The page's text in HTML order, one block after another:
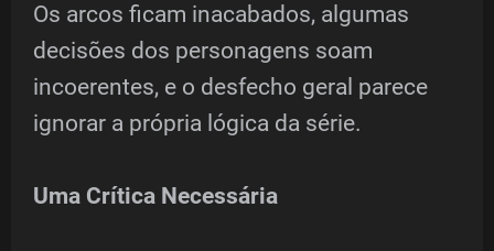
Os arcos ficam inacabados, algumas
decisões dos personagens soam
incoerentes, e o desfecho geral parece
ignorar a própria lógica da série.
Uma Crítica Necessária